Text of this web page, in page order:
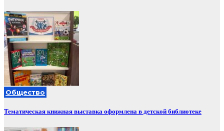
Общество
Тематическая книжная выставка оформлена в детской библиотеке